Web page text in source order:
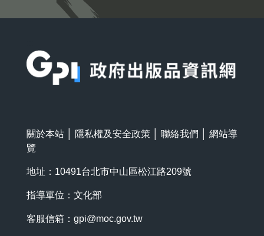
關於本站 隱私權及安全政策 聯絡我們
網站導
覽
地址：10491台北市中山區松江路209號
指導單位：文化部
客服信箱： gpi@moc.gov.tw